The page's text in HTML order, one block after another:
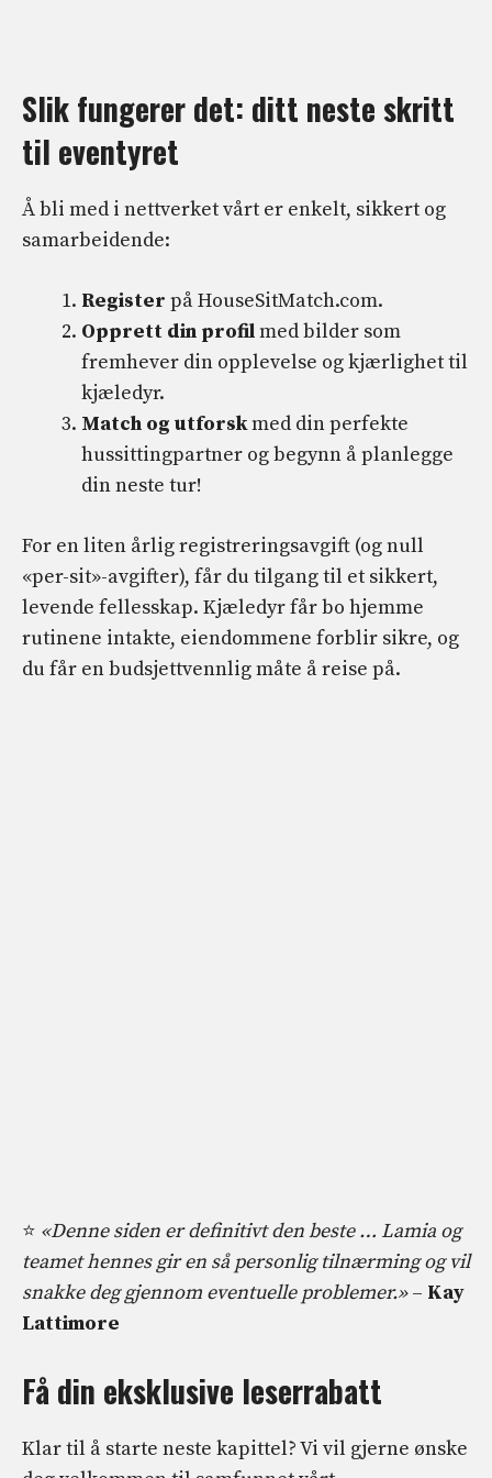
Slik fungerer det: ditt neste skritt
til eventyret
Å bli med i nettverket vårt er enkelt, sikkert og
samarbeidende:
Register på HouseSitMatch.com.
Opprett din profilmed bilder som
fremhever din opplevelse og kjærlighet til
kjæledyr.
Match og utforskmed din perfekte
hussittingpartner og begynn å planlegge
din neste tur!
For en liten årlig registreringsavgift (og null
«per-sit»-avgifter), får du tilgang til et sikkert,
levende fellesskap. Kjæledyr får bo hjemme
rutinene intakte, eiendommene forblir sikre, og
du får en budsjettvennlig måte å reise på.
⭐ «Denne siden er definitivt den beste … Lamia og
teamet hennes gir en så personlig tilnærming og vil
snakke deg gjennom eventuelle problemer.»– Kay
Lattimore
Få din eksklusive leserrabatt
Klar til å starte neste kapittel? Vi vil gjerne ønske